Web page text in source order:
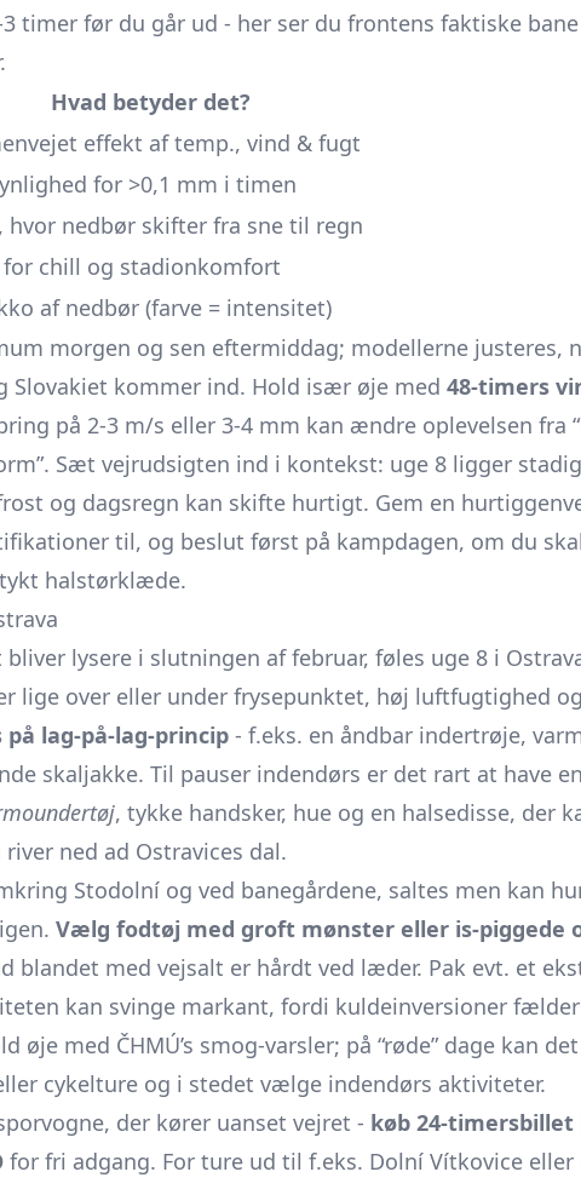
timer før du går ud - her ser du frontens faktiske
Hvad betyder det?
effekt af temp., vind & fugt
for >0,1 mm i timen
hvor nedbør skifter fra sne til regn
chill og stadionkomfort
af nedbør (farve = intensitet)
morgen og sen eftermiddag; modellerne justeres,
Slovakiet kommer ind. Hold især øje med 48-timers
på 2-3 m/s eller 3-4 mm kan ændre oplevelsen fra
Sæt vejrudsigten ind i kontekst: uge 8 ligger
og dagsregn kan skifte hurtigt. Gem en
til, og beslut først på kampdagen, om du
halstørklæde.
lysere i slutningen af februar, føles uge 8 i
lige over eller under frysepunktet, høj luftfugtighed
på lag-på-lag-princip - f.eks. en åndbar indertrøje,
skaljakke. Til pauser indendørs er det rart at have
, tykke handsker, hue og en halsedisse, der
ned ad Ostravices dal.
Stodolní og ved banegårdene, saltes men kan
Vælg fodtøj med groft mønster eller is-piggede
blandet med vejsalt er hårdt ved læder. Pak evt. et
kan svinge markant, fordi kuldeinversioner
øje med ČHMÚ’s smog-varsler; på “røde” dage kan
cykelture og i stedet vælge indendørs aktiviteter.
der kører uanset vejret - køb 24-
for fri adgang. For ture ud til f.eks. Dolní Vítkovice eller